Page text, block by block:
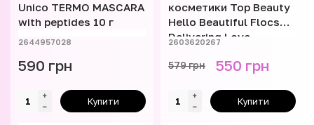
Unico TERMO MASCARA
with peptides 10 г
2644957028
590 грн
Купити
косметики Top Beauty
Hello Beautiful Flocs
Delivering Love
2603620267
579 грн 550 грн
Купити